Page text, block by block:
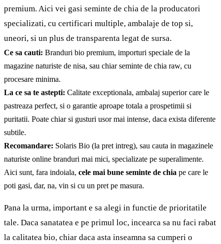
premium. Aici vei gasi seminte de chia de la producatori
specializati, cu certificari multiple, ambalaje de top si,
uneori, si un plus de transparenta legat de sursa.
Ce sa cauti: Branduri bio premium, importuri speciale de la
magazine naturiste de nisa, sau chiar seminte de chia raw, cu
procesare minima.
La ce sa te astepti: Calitate exceptionala, ambalaj superior care le
pastreaza perfect, si o garantie aproape totala a prospetimii si
puritatii. Poate chiar si gusturi usor mai intense, daca exista diferente
subtile.
Recomandare: Solaris Bio (la pret intreg), sau cauta in magazinele
naturiste online branduri mai mici, specializate pe superalimente.
Aici sunt, fara indoiala, cele mai bune seminte de chia pe care le
poti gasi, dar, na, vin si cu un pret pe masura.
Pana la urma, important e sa alegi in functie de prioritatile
tale. Daca sanatatea e pe primul loc, incearca sa nu faci rabat
la calitatea bio, chiar daca asta inseamna sa cumperi o